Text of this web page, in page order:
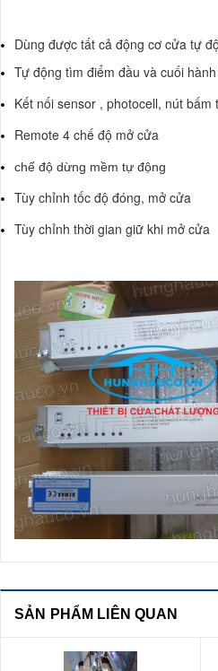
Dùng được tất cả động cơ cửa tự
Tự động tìm điểm đầu và cuối
Kết nối sensor , photocell, nút bấm
Remote 4 chế độ mở cửa
chế độ dừng mềm tự động
Tùy chỉnh tốc độ đóng, mở cửa
Tùy chỉnh thời gian giữ khi mở cửa
SẢN PHẨM LIÊN QUAN